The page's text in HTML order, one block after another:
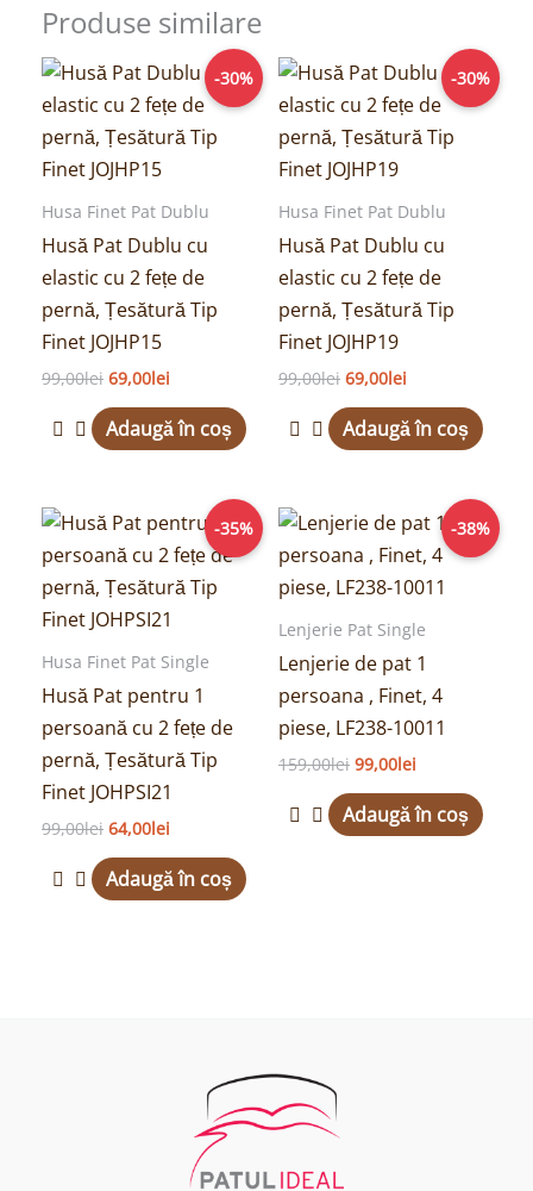
Produse similare
-30%
Husa Finet Pat Dublu
Husă Pat Dublu cu
elastic cu 2 fețe de
pernă, Țesătură Tip
Finet JOJHP15
99,00lei
Prețul
a
fost:
99,00lei.
69,00lei
Prețul
curent
este:
69,00lei.
Adaugă în coș
-30%
Husa Finet Pat Dublu
Husă Pat Dublu cu
elastic cu 2 fețe de
pernă, Țesătură Tip
Finet JOJHP19
99,00lei
Prețul
a
fost:
99,00lei.
69,00lei
Prețul
curent
este:
69,00lei.
Adaugă în coș
-35%
Husa Finet Pat Single
Husă Pat pentru 1
persoană cu 2 fețe de
pernă, Țesătură Tip
Finet JOHPSI21
99,00lei
Prețul
inițial
a
fost:
99,00lei.
64,00lei
Prețul
curent
este:
64,00lei.
Adaugă în coș
-38%
Lenjerie Pat Single
Lenjerie de pat 1
persoana , Finet, 4
piese, LF238-10011
159,00lei
Prețul
inițial
a
fost:
159,00lei.
99,00lei
Prețul
curent
este:
99,00lei.
Adaugă în coș